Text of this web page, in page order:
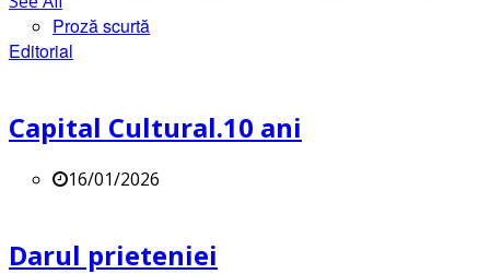
Proză scurtă
Editorial
Capital Cultural.10 ani
16/01/2026
Darul prieteniei